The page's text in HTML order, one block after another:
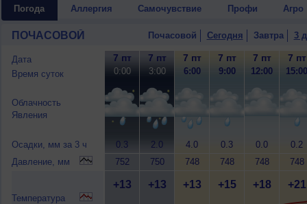
Погода Аллергия Самочувствие Профи Агро
ПОЧАСОВОЙ Почасовой Сегодня Завтра 3
Дата
Время суток
Облачность
Явления
Осадки, мм за 3 ч
Давление, мм
Температура
7 пт
0:00
0.3
752
+13
7 пт
3:00
2.0
750
+13
7 пт
6:00
4.0
748
+13
7 пт
9:00
0.3
748
+15
7 пт
12:00
0.0
748
+18
7 пт
15:00
0.2
748
+21